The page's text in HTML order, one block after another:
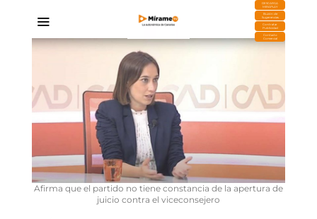
DESCARGA
MIRAPLAY
Buzón de
Sugerencias
Contratar
Publicidad
Contacto
Comercial
Afirma que el partido no tiene constancia de la apertura de
juicio contra el viceconsejero